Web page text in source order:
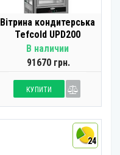
Вітрина кондитерська
Tefcold UPD200
В наличии
91670 грн.
КУПИТИ
24